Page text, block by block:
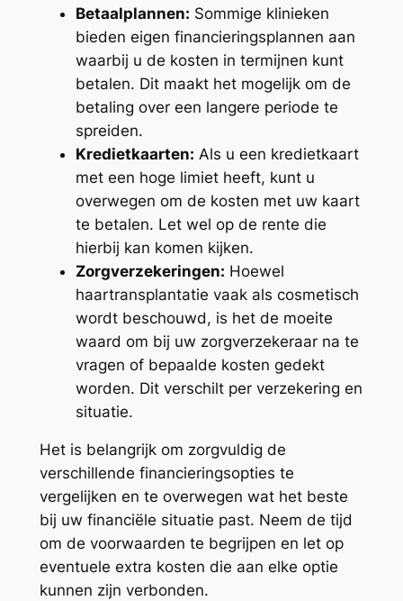
Betaalplannen: Sommige klinieken
bieden eigen financieringsplannen aan
waarbij u de kosten in termijnen kunt
betalen. Dit maakt het mogelijk om de
betaling over een langere periode te
spreiden.
Kredietkaarten: Als u een kredietkaart
met een hoge limiet heeft, kunt u
overwegen om de kosten met uw kaart
te betalen. Let wel op de rente die
hierbij kan komen kijken.
Zorgverzekeringen: Hoewel
haartransplantatie vaak als cosmetisch
wordt beschouwd, is het de moeite
waard om bij uw zorgverzekeraar na te
vragen of bepaalde kosten gedekt
worden. Dit verschilt per verzekering en
situatie.
Het is belangrijk om zorgvuldig de
verschillende financieringsopties te
vergelijken en te overwegen wat het beste
bij uw financiële situatie past. Neem de tijd
om de voorwaarden te begrijpen en let op
eventuele extra kosten die aan elke optie
kunnen zijn verbonden.